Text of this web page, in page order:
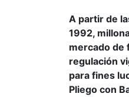
A partir de
1992,
mercado de
regulación
para fines
Pliego con